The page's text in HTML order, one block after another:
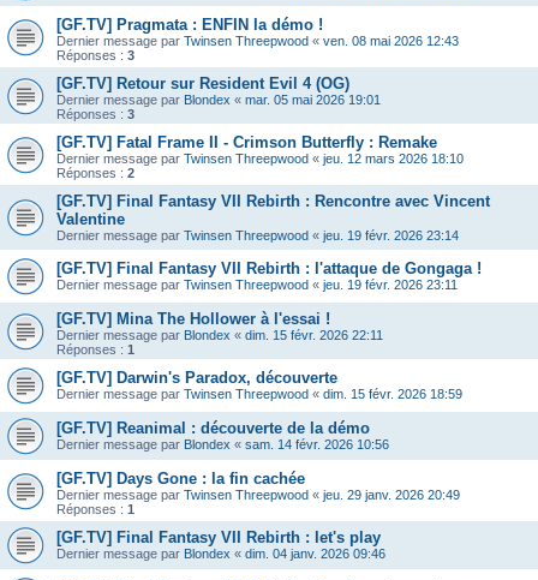
[GF.TV] Pragmata : ENFIN la démo !
Dernier message par Twinsen Threepwood « ven. 08 mai 2026 12:43
Réponses : 3
[GF.TV] Retour sur Resident Evil 4 (OG)
Dernier message par Blondex « mar. 05 mai 2026 19:01
Réponses : 3
[GF.TV] Fatal Frame II - Crimson Butterfly : Remake
Dernier message par Twinsen Threepwood « jeu. 12 mars 2026 18:10
Réponses : 2
[GF.TV] Final Fantasy VII Rebirth : Rencontre avec Vincent
Valentine
Dernier message par Twinsen Threepwood « jeu. 19 févr. 2026 23:14
[GF.TV] Final Fantasy VII Rebirth : l'attaque de Gongaga !
Dernier message par Twinsen Threepwood « jeu. 19 févr. 2026 23:11
[GF.TV] Mina The Hollower à l'essai !
Dernier message par Blondex « dim. 15 févr. 2026 22:11
Réponses : 1
[GF.TV] Darwin's Paradox, découverte
Dernier message par Twinsen Threepwood « dim. 15 févr. 2026 18:59
[GF.TV] Reanimal : découverte de la démo
Dernier message par Blondex « sam. 14 févr. 2026 10:56
[GF.TV] Days Gone : la fin cachée
Dernier message par Twinsen Threepwood « jeu. 29 janv. 2026 20:49
Réponses : 1
[GF.TV] Final Fantasy VII Rebirth : let's play
Dernier message par Blondex « dim. 04 janv. 2026 09:46